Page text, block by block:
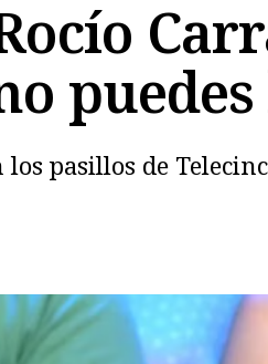
pasillos de